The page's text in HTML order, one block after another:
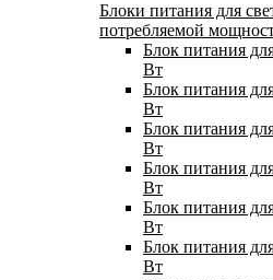
Блоки питания для
потребляемой
Блок питания
Вт
Блок питания
Вт
Блок питания
Вт
Блок питания
Вт
Блок питания
Вт
Блок питания
Вт